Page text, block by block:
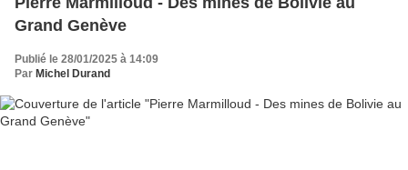
Grand Genève
Publié le 28/01/2025 à 14:09
Par Michel Durand